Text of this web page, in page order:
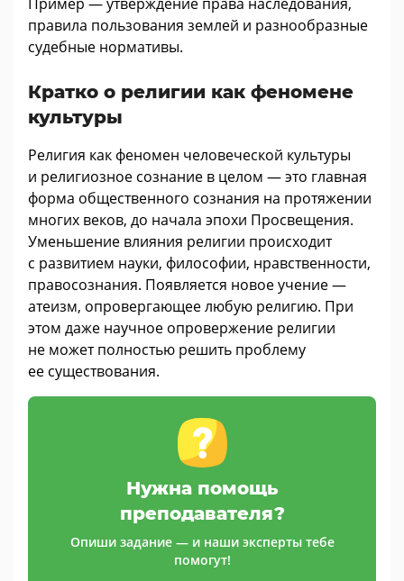
правила пользования землей и разнообразные
судебные нормативы.
Кратко о религии как феномене
культуры
Религия как феномен человеческой культуры
и религиозное сознание в целом — это главная
форма общественного сознания на протяжении
многих веков, до начала эпохи Просвещения.
Уменьшение влияния религии происходит
с развитием науки, философии, нравственности,
правосознания. Появляется новое учение —
атеизм, опровергающее любую религию. При
этом даже научное опровержение религии
не может полностью решить проблему
ее существования.
Нужна помощь
преподавателя?
Опиши задание — и наши эксперты тебе
помогут!